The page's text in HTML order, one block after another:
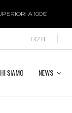
A 100€
B2B
SIAMO NEWS